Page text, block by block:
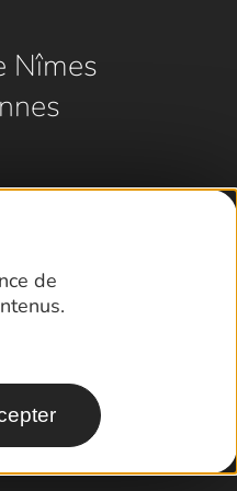
de
Nîmes
Labels